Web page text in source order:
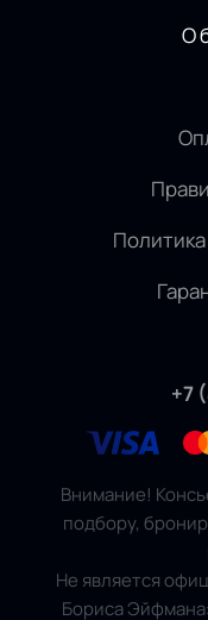
О
+7
Внимание!
подбору,
Не является
Бориса